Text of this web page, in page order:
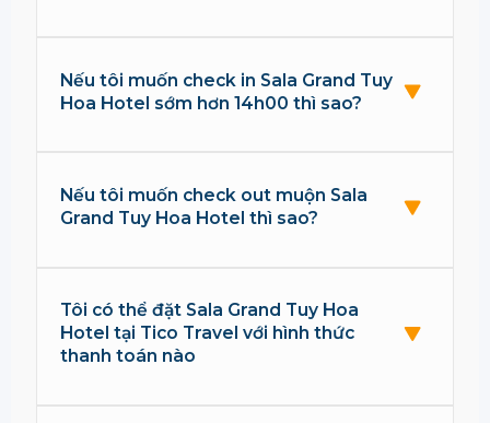
Nếu tôi muốn check in Sala Grand Tuy
Hoa Hotel sớm hơn 14h00 thì sao?
Nếu tôi muốn check out muộn Sala
Grand Tuy Hoa Hotel thì sao?
Tôi có thể đặt Sala Grand Tuy Hoa
Hotel tại Tico Travel với hình thức
thanh toán nào